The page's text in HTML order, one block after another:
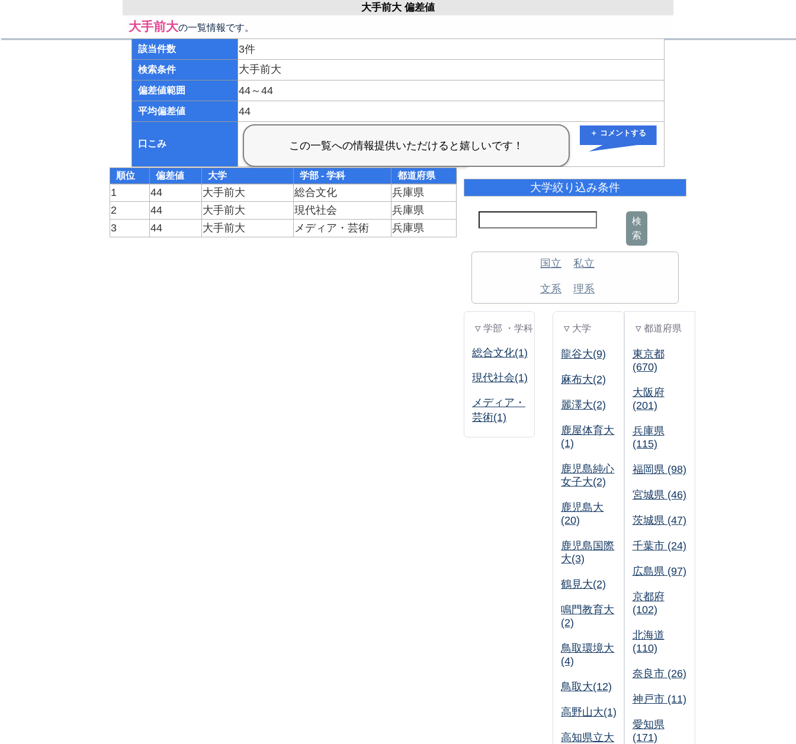
大手前大 偏差値
大手前大の一覧情報です。
該当件数 3件
検索条件 大手前大
偏差値範囲 44～44
平均偏差値 44
口こみ
＋ コメントする
順位 偏差値 大学 学部 - 学科 都道府県
1 44 大手前大 総合文化
兵庫県
2
44 大手前大 現代社会
兵庫県
3
44 大手前大 メディア・芸術 兵庫県
大学絞り込み条件
検
索
国立 私立
文系 理系
▽ 学部 ・学科
総合文化(1)
現代社会(1)
メディア・
芸術(1)
▽ 大学
龍谷大(9)
麻布大(2)
麗澤大(2)
鹿屋体育大
(1)
鹿児島純心
女子大(2)
鹿児島大
(20)
鹿児島国際
大(3)
鶴見大(2)
鳴門教育大
(2)
鳥取環境大
(4)
鳥取大(12)
高野山大(1)
高知県立大
▽ 都道府県
東京都
(670)
大阪府
(201)
兵庫県
(115)
福岡県 (98)
宮城県 (46)
茨城県 (47)
千葉市 (24)
広島県 (97)
京都府
(102)
北海道
(110)
奈良市 (26)
神戸市 (11)
愛知県
(171)